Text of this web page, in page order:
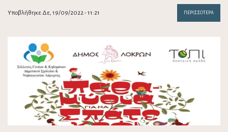
Υποβλήθηκε Δε, 19/09/2022 - 11:21 ΠΕΡΙΣΣΌΤΕΡΑ